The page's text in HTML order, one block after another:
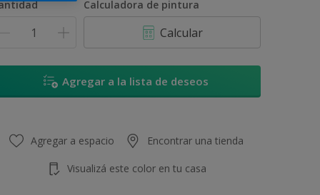
Calculadora de pintura
Calcular
Agregar a la lista de deseos
Agregar a espacio Encontrar una tienda
Visualizá este color en tu casa